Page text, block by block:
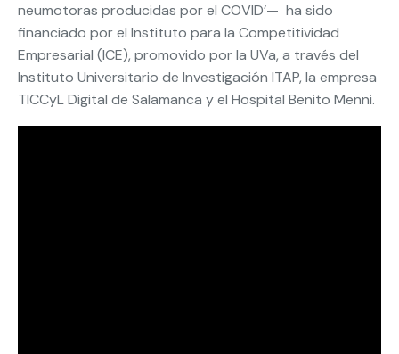
neumotoras producidas por el COVID’— ha sido
financiado por el Instituto para la Competitividad
Empresarial (ICE), promovido por la UVa, a través del
Instituto Universitario de Investigación ITAP, la empresa
TICCyL Digital de Salamanca y el Hospital Benito Menni.